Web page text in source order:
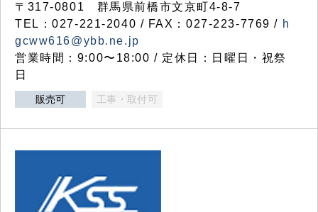
〒317‐0801 群馬県前橋市文京町4-8-7
TEL：027-221-2040 / FAX：027-223-7769 / h
gcww616@ybb.ne.jp
営業時間：9:00〜18:00 / 定休日：日曜日・祝祭
日
販売可 工事・取付可